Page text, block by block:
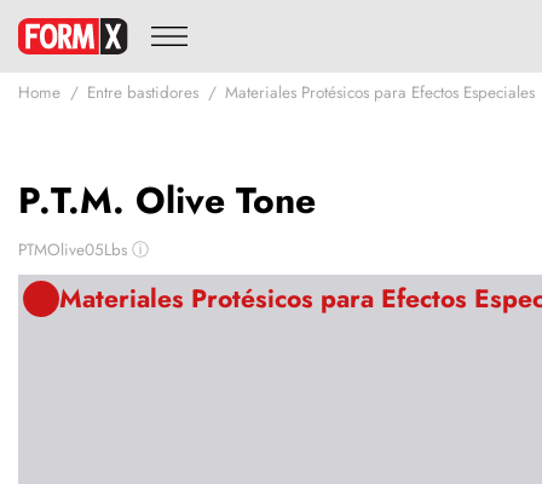
Home Entre bastidores Materiales Protésicos para Efectos Especiales
P.T.M. Olive Tone
PTMOlive05Lbs ⓘ
Materiales Protésicos para Efectos